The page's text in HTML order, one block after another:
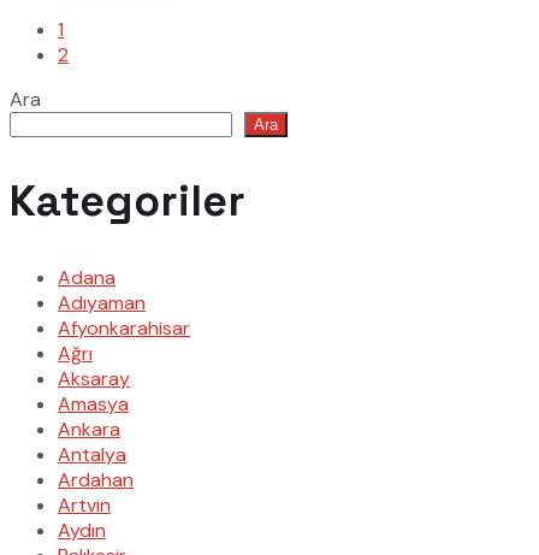
1
2
Ara
Ara
Kategoriler
Adana
Adıyaman
Afyonkarahisar
Ağrı
Aksaray
Amasya
Ankara
Antalya
Ardahan
Artvin
Aydın